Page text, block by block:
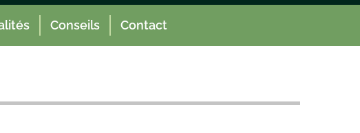
Conseils Contact